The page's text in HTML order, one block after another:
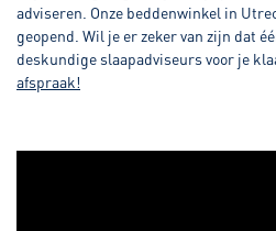
adviseren. Onze beddenwinkel in
geopend. Wil je er zeker van zijn dat
deskundige slaapadviseurs voor je
afspraak!